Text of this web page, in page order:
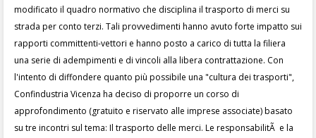
modificato il quadro normativo che disciplina il trasporto di merci su
strada per conto terzi. Tali provvedimenti hanno avuto forte impatto sui
rapporti committenti-vettori e hanno posto a carico di tutta la filiera
una serie di adempimenti e di vincoli alla libera contrattazione. Con
l'intento di diffondere quanto più possibile una "cultura dei trasporti",
Confindustria Vicenza ha deciso di proporre un corso di
approfondimento (gratuito e riservato alle imprese associate) basato
su tre incontri sul tema: Il trasporto delle merci. Le responsabilitÃ e la